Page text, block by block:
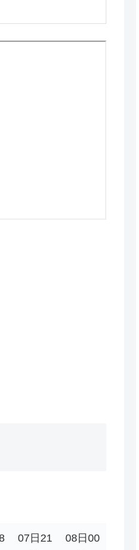
07日21
08日00